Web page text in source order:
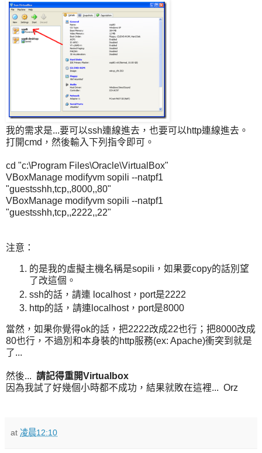
我的需求是...要可以ssh連線進去，也要可以http連線進去。
打開cmd，然後輸入下列指令即可。
cd "c:\Program Files\Oracle\VirtualBox"
VBoxManage modifyvm sopili --natpf1
"guestsshh,tcp,,8000,,80"
VBoxManage modifyvm sopili --natpf1
"guestsshh,tcp,,2222,,22"
注意：
的是我的虛擬主機名稱是sopili，如果要copy的話別望
了改這個。
ssh的話，請連 localhost，port是2222
http的話，請連localhost，port是8000
當然，如果你覺得ok的話，把2222改成22也行；把8000改成
80也行，不過別和本身裝的http服務(ex: Apache)衝突到就是
了...
然後... 請記得重開Virtualbox
因為我試了好幾個小時都不成功，結果就敗在這裡... Orz
at 凌晨12:10